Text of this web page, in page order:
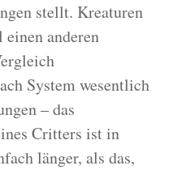
stellt. Kreaturen
anderen
System wesentlich
– das
Critters ist in
länger, als das,